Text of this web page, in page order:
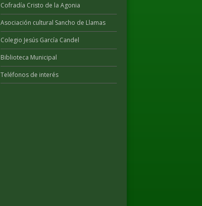
Cofradía Cristo de la Agonia
Asociación cultural Sancho de Llamas
Colegio Jesús García Candel
Biblioteca Municipal
Teléfonos de interés